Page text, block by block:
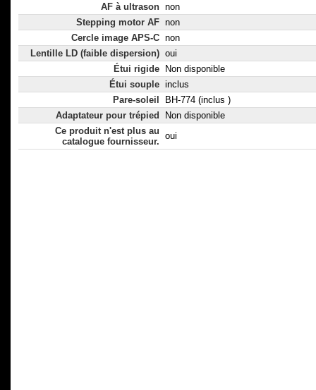
AF à ultrason non
Stepping motor AF non
Cercle image APS-C non
Lentille LD (faible dispersion) oui
Étui rigide
Non disponible
Étui souple inclus
Pare-soleil
BH-774 (inclus )
Adaptateur pour trépied
Non disponible
Ce produit n'est plus au
catalogue fournisseur.
oui